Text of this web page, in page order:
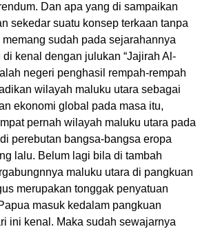
Dan apa yang di sampaikan
sekedar suatu konsep terkaan tanpa
memang sudah pada sejarahannya
kenal dengan julukan “Jajirah Al-
negeri penghasil rempah-rempah
wilayah maluku utara sebagai
ekonomi global pada masa itu,
pernah wilayah maluku utara pada
perebutan bangsa-bangsa eropa
lalu. Belum lagi bila di tambah
maluku utara di pangkuan
merupakan tonggak penyatuan
masuk kedalam pangkuan
ini kenal. Maka sudah sewajarnya